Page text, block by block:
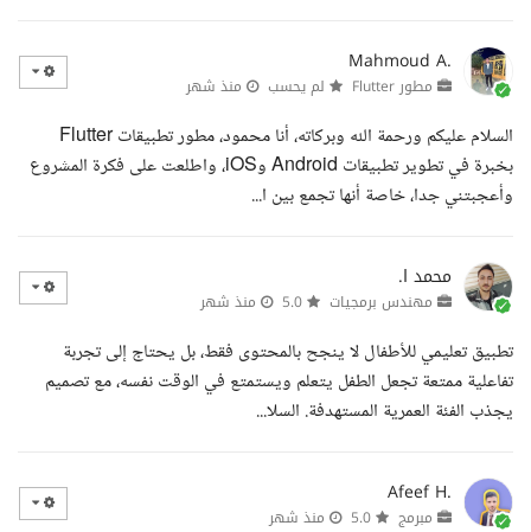
Mahmoud A.
مطور Flutter لم يحسب منذ شهر
السلام عليكم ورحمة الله وبركاته، أنا محمود، مطور تطبيقات Flutter
بخبرة في تطوير تطبيقات Android وiOS، واطلعت على فكرة المشروع
وأعجبتني جدا، خاصة أنها تجمع بين ا...
محمد ا.
مهندس برمجيات منذ شهر
تطبيق تعليمي للأطفال لا ينجح بالمحتوى فقط، بل يحتاج إلى تجربة
تفاعلية ممتعة تجعل الطفل يتعلم ويستمتع في الوقت نفسه، مع تصميم
يجذب الفئة العمرية المستهدفة. السلا...
Afeef H.
مبرمج منذ شهر